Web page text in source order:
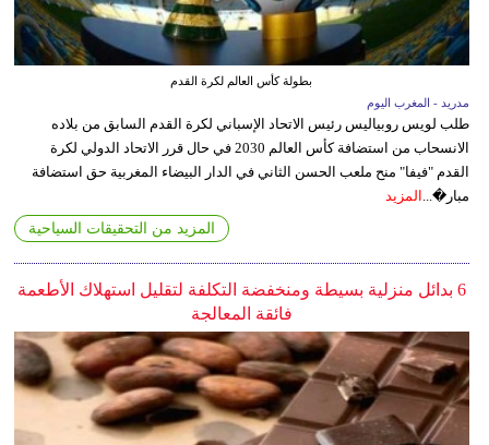
بطولة كأس العالم لكرة القدم
مدريد - المغرب اليوم
طلب لويس روبياليس رئيس الاتحاد الإسباني لكرة القدم السابق من بلاده
الانسحاب من استضافة كأس العالم 2030 في حال قرر الاتحاد الدولي لكرة
القدم "فيفا" منح ملعب الحسن الثاني في الدار البيضاء المغربية حق استضافة
مبار�... المزيد
المزيد من التحقيقات السياحية
6 بدائل منزلية بسيطة ومنخفضة التكلفة لتقليل استهلاك الأطعمة
فائقة المعالجة